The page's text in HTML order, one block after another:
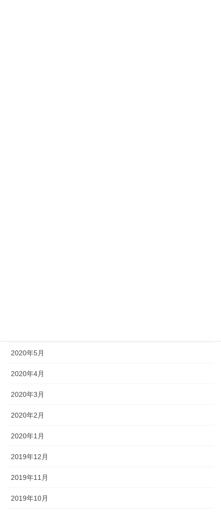
2020年5月
2020年4月
2020年3月
2020年2月
2020年1月
2019年12月
2019年11月
2019年10月